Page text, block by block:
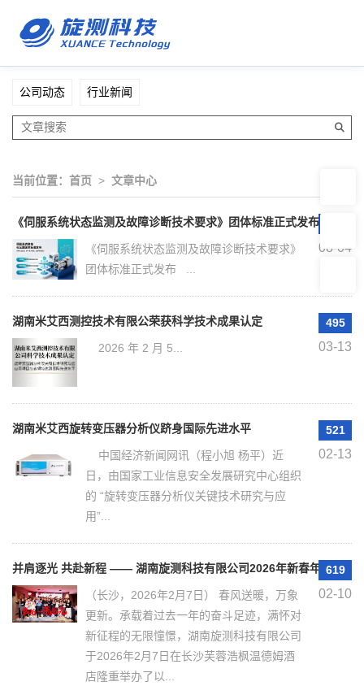
公司动态 行业新闻
当前位置： 首页 > 文章中心
08-04
《伺服系统状态监测及故障诊断技术要求》团体标准正式发布
《伺服系统状态监测及故障诊断技术要求》
团体标准正式发布 ...
495
03-13
湖南米艾西测控技术有限公荣获科学技术成果认定
2026 年 2 月 5...
521
02-13
湖南米艾西旋转变压器分析仪跻身国际先进水平
中国经济新闻网讯（程小旭 杨平）近
日，由国家工业信息安全发展研究中心组织
的 “旋转变压器分析仪关键技术研究与应
用”...
619
02-10
并肩逐光 共赴新程 —— 湖南旋测科技有限公司2026年新春年会圆满
（长沙，2026年2月7日） 春风送暖，万象
更新。承载着过去一年的奋斗足迹，满怀对
新征程的无限憧憬，湖南旋测科技有限公司
于2026年2月7日在长沙芙蓉浩枫温德姆酒
店隆重举办了以...